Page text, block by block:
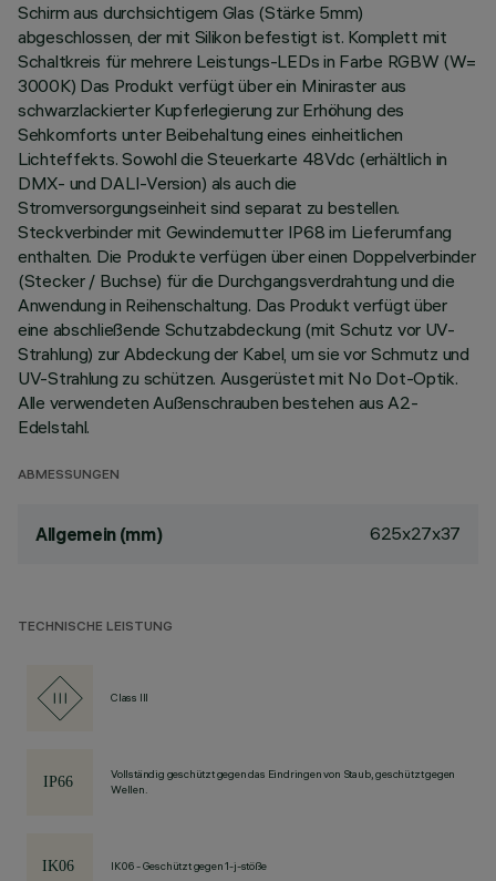
Schirm aus durchsichtigem Glas (Stärke 5mm)
abgeschlossen, der mit Silikon befestigt ist. Komplett mit
Schaltkreis für mehrere Leistungs-LEDs in Farbe RGBW (W=
3000K) Das Produkt verfügt über ein Miniraster aus
schwarzlackierter Kupferlegierung zur Erhöhung des
Sehkomforts unter Beibehaltung eines einheitlichen
Lichteffekts. Sowohl die Steuerkarte 48Vdc (erhältlich in
DMX- und DALI-Version) als auch die
Stromversorgungseinheit sind separat zu bestellen.
Steckverbinder mit Gewindemutter IP68 im Lieferumfang
enthalten. Die Produkte verfügen über einen Doppelverbinder
(Stecker / Buchse) für die Durchgangsverdrahtung und die
Anwendung in Reihenschaltung. Das Produkt verfügt über
eine abschließende Schutzabdeckung (mit Schutz vor UV-
Strahlung) zur Abdeckung der Kabel, um sie vor Schmutz und
UV-Strahlung zu schützen. Ausgerüstet mit No Dot-Optik.
Alle verwendeten Außenschrauben bestehen aus A2-
Edelstahl.
ABMESSUNGEN
Allgemein (mm) 625x27x37
TECHNISCHE LEISTUNG
Class III
Vollständig geschützt gegen das Eindringen von Staub, geschützt gegen
Wellen.
IK06 - Geschützt gegen 1-j-stöße